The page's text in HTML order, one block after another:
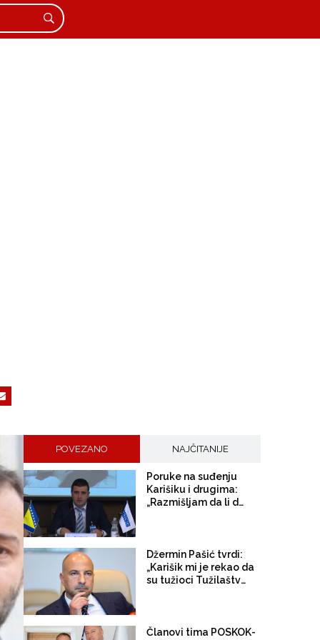
POVEZANO NAJČITANIJE
Poruke na suđenju
Karišiku i drugima:
„Razmišljam da li da
Makedonca, pa da ga
ostavimo na miru“
Džermin Pašić tvrdi:
„Karišik mi je rekao da
su tužioci Tužilaštva
portala Istraga svi su
Članovi tima POSKOK-